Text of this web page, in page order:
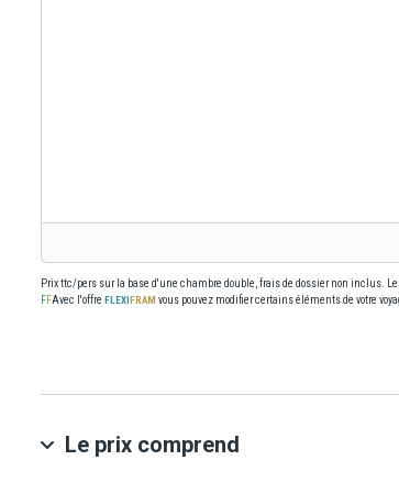
Prix ttc/pers sur la base d'une chambre double, frais de dossier non inclus.
Avec l'offre
vous pouvez modifier certains éléments de votre
Le prix comprend